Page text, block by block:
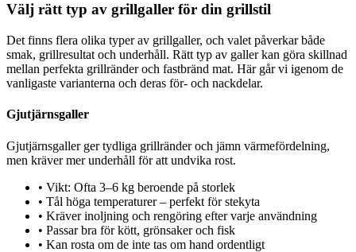
Välj rätt typ av grillgaller för din grillstil
Det finns flera olika typer av grillgaller, och valet påverkar både
smak, grillresultat och underhåll. Rätt typ av galler kan göra skillnad
mellan perfekta grillränder och fastbränd mat. Här går vi igenom de
vanligaste varianterna och deras för- och nackdelar.
Gjutjärnsgaller
Gjutjärnsgaller ger tydliga grillränder och jämn värmefördelning,
men kräver mer underhåll för att undvika rost.
• Vikt: Ofta 3–6 kg beroende på storlek
• Tål höga temperaturer – perfekt för stekyta
• Kräver inoljning och rengöring efter varje användning
• Passar bra för kött, grönsaker och fisk
• Kan rosta om de inte tas om hand ordentligt